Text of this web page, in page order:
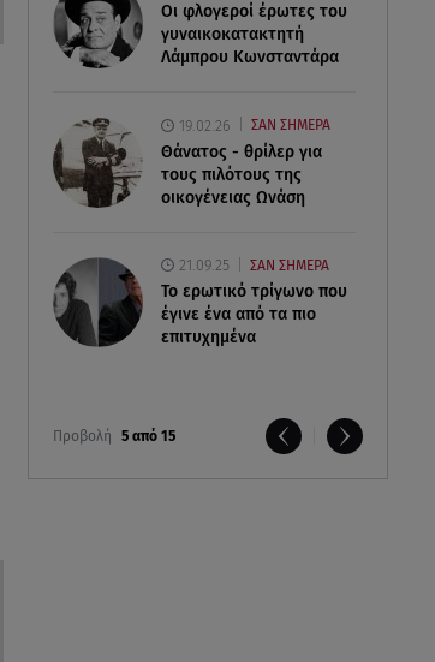
Οι φλογεροί έρωτες του
γυναικοκατακτητή
Λάμπρου Κωνσταντάρα
19.02.26 ΣΑΝ ΣΗΜΕΡΑ
Θάνατος - θρίλερ για
τους πιλότους της
οικογένειας Ωνάση
21.09.25 ΣΑΝ ΣΗΜΕΡΑ
Το ερωτικό τρίγωνο που
έγινε ένα από τα πιο
επιτυχημένα
Προβολή 5 από 15